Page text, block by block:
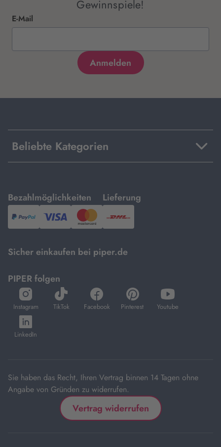
Gewinnspiele!
E-Mail
Beliebte Kategorien
Bezahlmöglichkeiten
mit
PayPal,Visa
und
Lieferung
mit
DHL.
Sicher einkaufen bei piper.de
PIPER folgen
Instagram
öffnet
in
neuem
Tab
TikTok
öffnet
in
Facebook
öffnet
in
Pinterest
öffnet
in
Youtube
öffnet
in
LinkedIn
öffnet
in
Sie haben das Recht, Ihren Vertrag binnen 14 Tagen ohne
Angabe von Gründen zu widerrufen.
Vertrag widerrufen